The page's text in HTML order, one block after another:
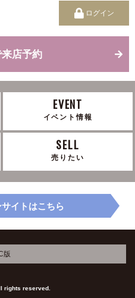
ログイン
店予約
EVENT
イベント情報
SELL
売りたい
イトはこちら
版
rights reserved.